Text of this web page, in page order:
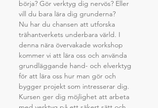
börja? Gör verktyg dig nervös? Eller
vill du bara lära dig grunderna?
Nu har du chansen att utforska
trähantverkets underbara värld. I
denna nära övervakade workshop
kommer vi att lära oss och använda
grundläggande hand- och elverktyg
för att lära oss hur man gör och
bygger projekt som intresserar dig.
Kursen ger dig möjlighet att arbeta